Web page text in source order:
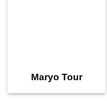
Maryo Tour